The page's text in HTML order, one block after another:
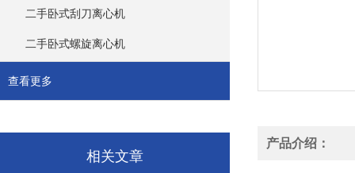
二手卧式刮刀离心机
二手卧式螺旋离心机
查看更多
相关文章
产品介绍：